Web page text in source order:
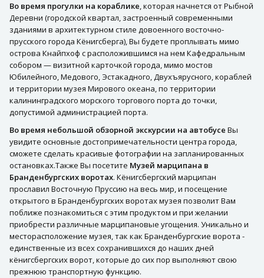
Во время прогулки на кораблике, которая начнется от Рыбной
Деревни (городской квартал, застроенный современными
зданиями в архитектурном стиле довоенного восточно-
прусского города Кёнигсберга), Вы будете проплывать мимо
острова Кнайпхоф с расположившимся на нем Кафедральным
собором — визитной карточкой города, мимо мостов
Юбилейного, Медового, Эстакадного, Двухъярусного, кораблей
и территории музея Мирового океана, по территории
калининградского морского торгового порта до точки,
допустимой администрацией порта.
Во время небольшой обзорной экскурсии на автобусе Вы
увидите основные достопримечательности центра города,
сможете сделать красивые фотографии на запланированных
остановках.Также Вы посетите Музей марципана в
Бранденбургских воротах. Кёнигсбергский марципан
прославил Восточную Пруссию на весь мир, и посещение
открытого в Бранденбургских воротах музея позволит Вам
поближе познакомиться с этим продуктом и при желании
приобрести различные марципановые угощения. Уникально и
месторасположение музея, так как Бранденбургские ворота -
единственные из всех сохранившихся до наших дней
кёнигсбергских ворот, которые до сих пор выполняют свою
прежнюю транспортную функцию.